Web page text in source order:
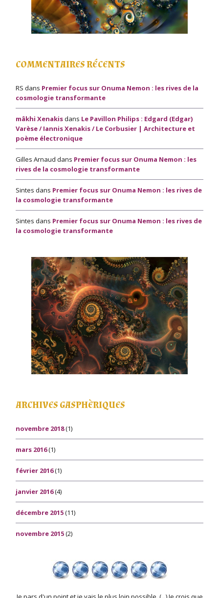
COMMENTAIRES RÉCENTS
RS dans Premier focus sur Onuma Nemon : les rives de la
cosmologie transformante
mâkhi Xenakisdans Le Pavillon Philips : Edgard (Edgar)
Varèse / Iannis Xenakis / Le Corbusier | Architecture et
poème électronique
Gilles Arnaud dans Premier focus sur Onuma Nemon : les
rives de la cosmologie transformante
Sintes dans Premier focus sur Onuma Nemon : les rives de
la cosmologie transformante
Sintes dans Premier focus sur Onuma Nemon : les rives de
la cosmologie transformante
ARCHIVES GASPHÈRIQUES
novembre 2018(1)
mars 2016(1)
février 2016(1)
janvier 2016(4)
décembre 2015(11)
novembre 2015(2)